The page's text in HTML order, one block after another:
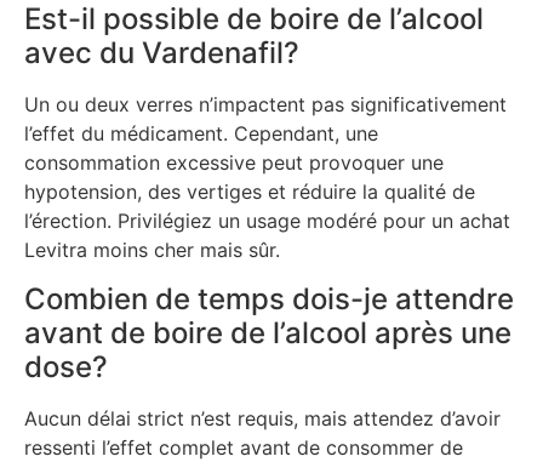
Est-il possible de boire de l’alcool
avec du Vardenafil?
Un ou deux verres n’impactent pas significativement
l’effet du médicament. Cependant, une
consommation excessive peut provoquer une
hypotension, des vertiges et réduire la qualité de
l’érection. Privilégiez un usage modéré pour un achat
Levitra moins cher mais sûr.
Combien de temps dois-je attendre
avant de boire de l’alcool après une
dose?
Aucun délai strict n’est requis, mais attendez d’avoir
ressenti l’effet complet avant de consommer de